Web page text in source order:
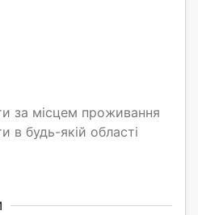
за місцем проживання
в будь-якій області